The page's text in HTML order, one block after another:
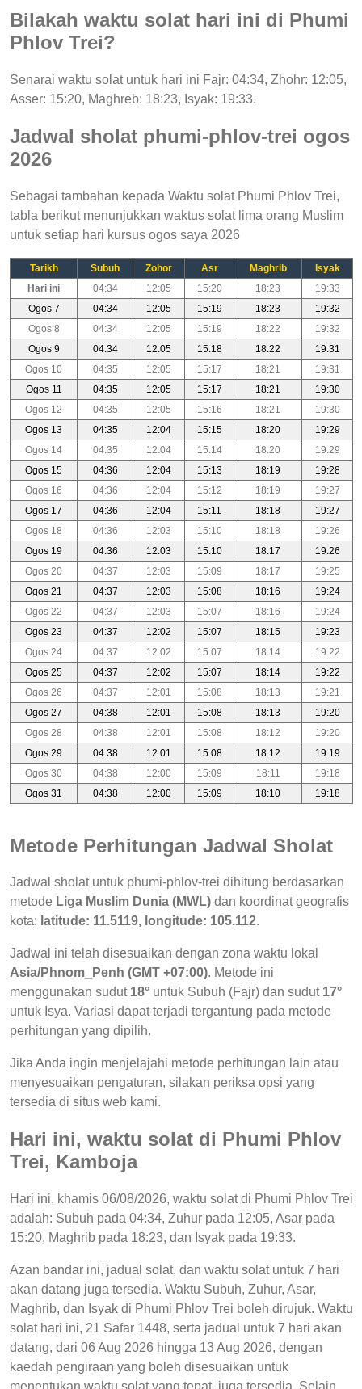
Bilakah waktu solat hari ini di Phumi
Phlov Trei?
Senarai waktu solat untuk hari ini Fajr: 04:34, Zhohr: 12:05,
Asser: 15:20, Maghreb: 18:23, Isyak: 19:33.
Jadwal sholat phumi-phlov-trei ogos
2026
Sebagai tambahan kepada Waktu solat Phumi Phlov Trei,
tabla berikut menunjukkan waktus solat lima orang Muslim
untuk setiap hari kursus ogos saya 2026
Tarikh Subuh Zohor Asr Maghrib
Isyak
Hari ini
04:34 12:05 15:20 18:23
19:33
Ogos 7
04:34 12:05 15:19 18:23
19:32
Ogos 8
04:34 12:05 15:19 18:22
19:32
Ogos 9
04:34 12:05 15:18 18:22
19:31
Ogos 10
04:35 12:05 15:17 18:21
19:31
Ogos 11
04:35 12:05 15:17 18:21
19:30
Ogos 12
04:35 12:05 15:16 18:21
19:30
Ogos 13
04:35 12:04 15:15 18:20
19:29
Ogos 14
04:35 12:04 15:14 18:20
19:29
Ogos 15
04:36 12:04 15:13 18:19
19:28
Ogos 16
04:36 12:04 15:12 18:19
19:27
Ogos 17
04:36 12:04 15:11 18:18
19:27
Ogos 18
04:36 12:03 15:10 18:18
19:26
Ogos 19
04:36 12:03 15:10 18:17
19:26
Ogos 20
04:37 12:03 15:09 18:17
19:25
Ogos 21
04:37 12:03 15:08 18:16
19:24
Ogos 22
04:37 12:03 15:07 18:16
19:24
Ogos 23
04:37 12:02 15:07 18:15
19:23
Ogos 24
04:37 12:02 15:07 18:14
19:22
Ogos 25
04:37 12:02 15:07 18:14
19:22
Ogos 26
04:37 12:01 15:08 18:13
19:21
Ogos 27
04:38 12:01 15:08 18:13
19:20
Ogos 28
04:38 12:01 15:08 18:12
19:20
Ogos 29
04:38 12:01 15:08 18:12
19:19
Ogos 30
04:38 12:00 15:09 18:11
19:18
Ogos 31
04:38 12:00 15:09 18:10 19:18
Metode Perhitungan Jadwal Sholat
Jadwal sholat untuk phumi-phlov-trei dihitung berdasarkan
metode Liga Muslim Dunia (MWL) dan koordinat geografis
kota: latitude: 11.5119, longitude: 105.112.
Jadwal ini telah disesuaikan dengan zona waktu lokal
Asia/Phnom_Penh (GMT +07:00). Metode ini
menggunakan sudut 18° untuk Subuh (Fajr) dan sudut 17°
untuk Isya. Variasi dapat terjadi tergantung pada metode
perhitungan yang dipilih.
Jika Anda ingin menjelajahi metode perhitungan lain atau
menyesuaikan pengaturan, silakan periksa opsi yang
tersedia di situs web kami.
Hari ini, waktu solat di Phumi Phlov
Trei, Kamboja
Hari ini, khamis 06/08/2026, waktu solat di Phumi Phlov Trei
adalah: Subuh pada 04:34, Zuhur pada 12:05, Asar pada
15:20, Maghrib pada 18:23, dan Isyak pada 19:33.
Azan bandar ini, jadual solat, dan waktu solat untuk 7 hari
akan datang juga tersedia. Waktu Subuh, Zuhur, Asar,
Maghrib, dan Isyak di Phumi Phlov Trei boleh dirujuk. Waktu
solat hari ini, 21 Safar 1448, serta jadual untuk 7 hari akan
datang, dari 06 Aug 2026 hingga 13 Aug 2026, dengan
kaedah pengiraan yang boleh disesuaikan untuk